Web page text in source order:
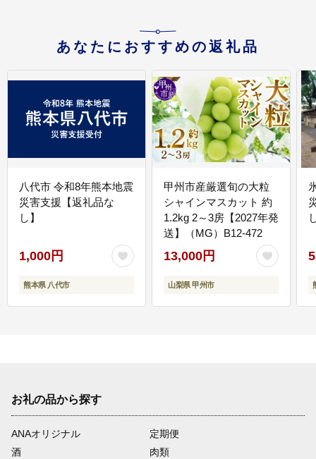
あなたにおすすめの返礼品
八代市 令和8年熊本地震
災害支援【返礼品な
し】
1,000円
熊本県 八代市
甲州市産厳選旬の大粒
シャインマスカット 約
1.2kg 2～3房【2027年発
送】（MG）B12-472
13,000円
山梨県 甲州市
お礼の品から探す
ANAオリジナル
定期便
酒
肉類